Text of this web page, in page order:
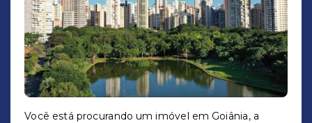
Você está procurando um imóvel em Goiânia, a